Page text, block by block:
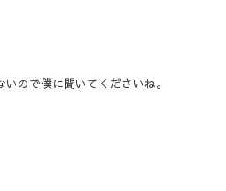
ので僕に聞いてくださいね。